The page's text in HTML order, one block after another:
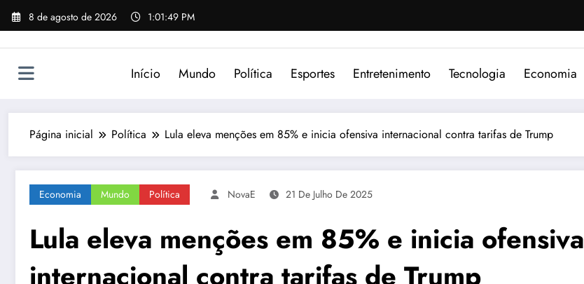
Pular
para
8 de agosto de 2026 1:01:49 PM
Início Mundo Política Esportes Entretenimento Tecnologia Economia
Página inicial Política Lula eleva menções em 85% e inicia ofensiva internacional contra tarifas de Trump
Economia Mundo Política NovaE 21 De Julho De 2025
Lula eleva menções em 85% e inicia ofensiva
internacional contra tarifas de Trump